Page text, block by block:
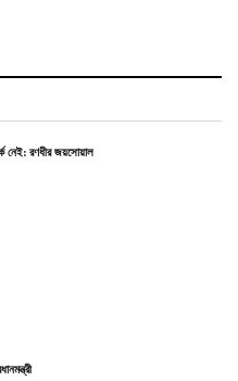
নেই: রণধীর জয়সোয়াল